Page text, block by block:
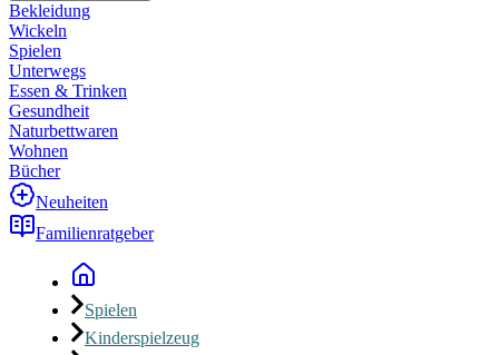
Bekleidung
Wickeln
Spielen
Unterwegs
Essen & Trinken
Gesundheit
Naturbettwaren
Wohnen
Bücher
Neuheiten
Familienratgeber
Spielen
Kinderspielzeug